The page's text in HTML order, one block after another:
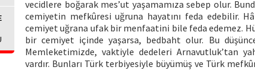
vecidlere boğarak mes’ut yaşamamıza sebep olur.
cemiyetin mefkûresi uğruna hayatını feda edebilir.
cemiyet uğrana ufak bir menfaatini bile feda edemez.
bir cemiyet içinde yaşarsa, bedbaht olur. Bu
Memleketimizde, vaktiyle dedeleri Arnavutluk’tan
vardır. Bunları Türk terbiyesiyle büyümüş ve Türk